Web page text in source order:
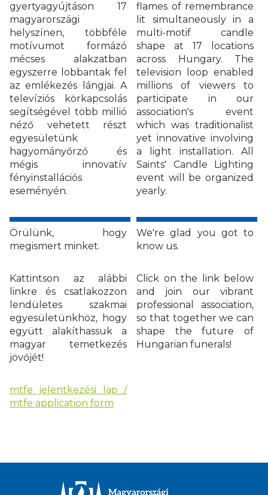
gyertyagyújtáson 17
magyarországi
helyszínen, többféle
motívumot formázó
mécses alakzatban
egyszerre lobbantak fel
az emlékezés lángjai. A
televíziós körkapcsolás
segítségével több millió
néző vehetett részt
egyesületünk
hagyományőrző és
mégis innovatív
fényinstallációs
eseményén.
flames of remembrance
lit simultaneously in a
multi-motif candle
shape at 17 locations
across Hungary. The
television loop enabled
millions of viewers to
participate in our
association's event
which was traditionalist
yet innovative involving
a light installation. All
Saints' Candle Lighting
event will be organized
yearly.
Örülünk, hogy
megismert minket.
We're glad you got to
know us.
Kattintson az alábbi
linkre és csatlakozzon
lendületes szakmai
egyesületünkhöz, hogy
együtt alakíthassuk a
magyar temetkezés
jövőjét!
Click on the link below
and join our vibrant
professional association,
so that together we can
shape the future of
Hungarian funerals!
mtfe jelentkezési lap /
mtfe application form